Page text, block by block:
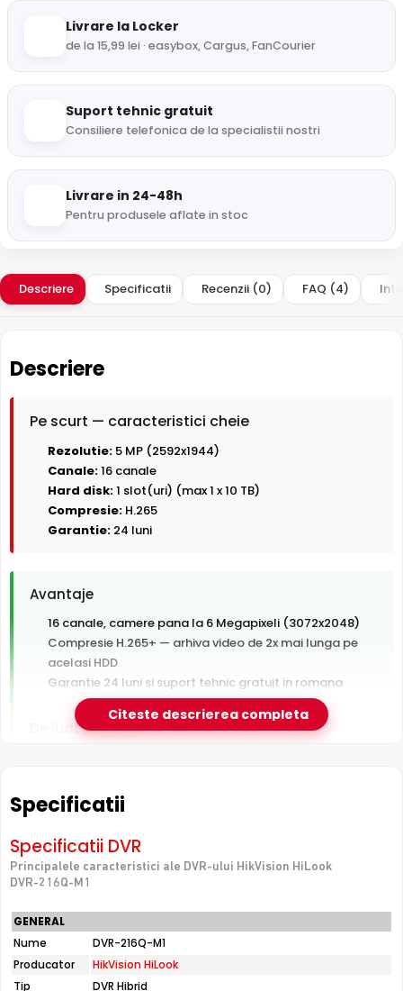
Livrare la Locker
de la 15,99 lei · easybox, Cargus, FanCourier
Suport tehnic gratuit
Consiliere telefonica de la specialistii nostri
Livrare in 24-48h
Pentru produsele aflate in stoc
Descriere Specificatii Recenzii (0) FAQ (4)
Descriere
Pe scurt — caracteristici cheie
Rezolutie: 5 MP (2592x1944)
Canale:16 canale
Hard disk:1 slot(uri) (max 1 x 10 TB)
Compresie: H.265
Garantie: 24 luni
Avantaje
16 canale, camere pana la 6 Megapixeli (3072x2048)
Compresie H.265+ — arhiva video de 2x mai lunga pe
acelasi HDD
Garantie 24 luni si suport tehnic gratuit in romana
De luat in calcul
switch sau alimentare separata
Un singur slot HDD — fara spatiu de extindere sau
redundanta
firme, magazine si pensiuni.
Citeste descrierea completa
Specificatii
Specificatii DVR
Principalele caracteristici ale DVR-ului HikVision HiLook
DVR-216Q-M1
GENERAL
Nume
DVR-216Q-M1
Producator
HikVision HiLook
Tip
DVR Hibrid